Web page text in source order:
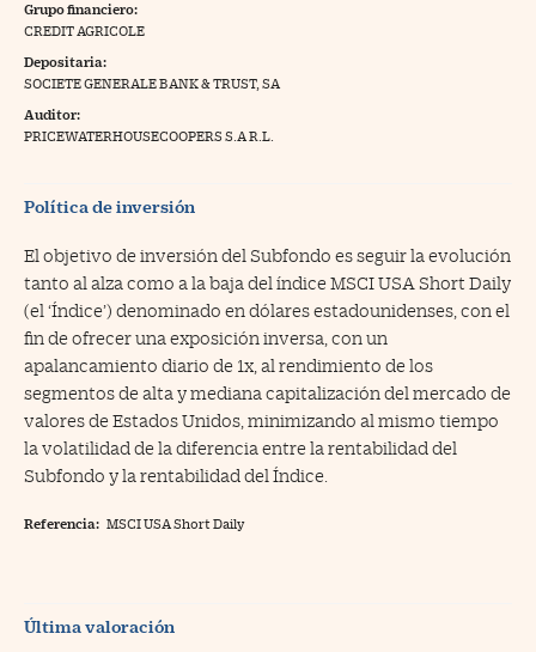
Trading
a Cinco Días
Grupo financiero:
CREDIT AGRICOLE
Depositaria:
SOCIETE GENERALE BANK & TRUST, SA
Auditor:
PRICEWATERHOUSECOOPERS S.A R.L.
Política de inversión
El objetivo de inversión del Subfondo es seguir la evolución
tanto al alza como a la baja del índice MSCI USA Short Daily
(el ‘Índice’) denominado en dólares estadounidenses, con el
fin de ofrecer una exposición inversa, con un
apalancamiento diario de 1x, al rendimiento de los
segmentos de alta y mediana capitalización del mercado de
valores de Estados Unidos, minimizando al mismo tiempo
la volatilidad de la diferencia entre la rentabilidad del
Subfondo y la rentabilidad del Índice.
Referencia: MSCI USA Short Daily
Última valoración